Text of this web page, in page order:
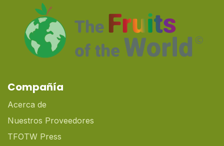
Compañía
Acerca de
Nuestros Proveedores
TFOTW Press